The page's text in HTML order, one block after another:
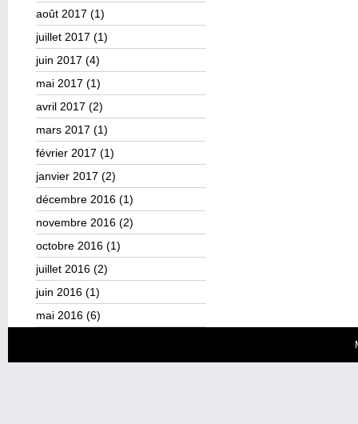
août 2017 (1)
juillet 2017 (1)
juin 2017 (4)
mai 2017 (1)
avril 2017 (2)
mars 2017 (1)
février 2017 (1)
janvier 2017 (2)
décembre 2016 (1)
novembre 2016 (2)
octobre 2016 (1)
juillet 2016 (2)
juin 2016 (1)
mai 2016 (6)